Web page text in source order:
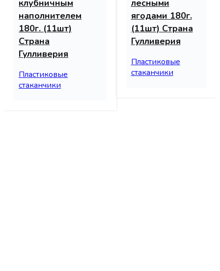
клубничным
наполнителем
180г. (11шт)
Страна
Гулливерия
Пластиковые
стаканчики
лесными
ягодами 180г.
(11шт) Страна
Гулливерия
Пластиковые
стаканчики